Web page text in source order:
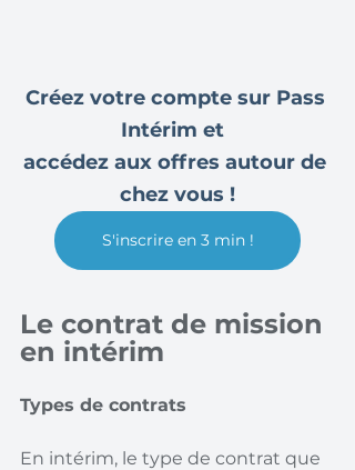
Créez votre compte sur Pass
Intérim et
accédez aux offres autour de
chez vous !
S'inscrire en 3 min !
Le contrat de mission
en intérim
Types de contrats
En intérim, le type de contrat que